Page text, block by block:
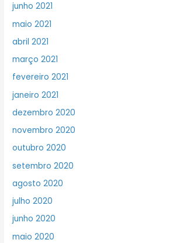
junho 2021
maio 2021
abril 2021
março 2021
fevereiro 2021
janeiro 2021
dezembro 2020
novembro 2020
outubro 2020
setembro 2020
agosto 2020
julho 2020
junho 2020
maio 2020